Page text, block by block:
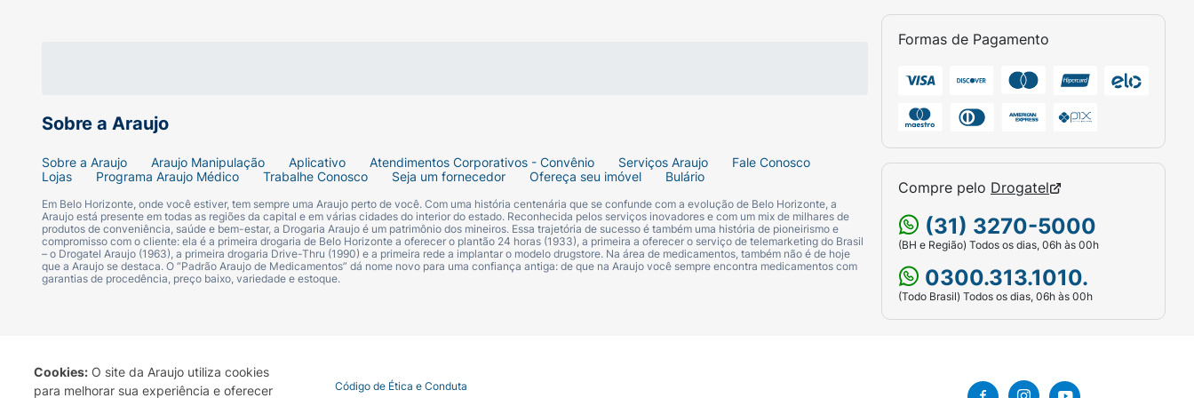
Cookies: O site da Araujo utiliza cookies
para melhorar sua experiência e oferecer
Sonolência (forte sonolência);
Tremor (músculos trêmulos);
Cefaleia (dor de cabeça);
Vertigem;
Constipação;
Sobre a Araujo
Sobre a Araujo Araujo Manipulação Aplicativo Atendimentos Corporativos - Convênio Serviços Araujo
Fale Conosco
Lojas
Programa Araujo Médico Trabalhe Conosco Seja um fornecedor Ofereça seu imóvel Bulário
Em Belo Horizonte, onde você estiver, tem sempre uma Araujo perto de você. Com uma história centenária que se confunde com a evolução de Belo Horizonte, a
Araujo está presente em todas as regiões da capital e em várias cidades do interior do estado. Reconhecida pelos serviços inovadores e com um mix de milhares de
produtos de conveniência, saúde e bem-estar, a Drogaria Araujo é um patrimônio dos mineiros. Essa trajetória de sucesso é também uma história de pioneirismo e
compromisso com o cliente: ela é a primeira drogaria de Belo Horizonte a oferecer o plantão 24 horas (1933), a primeira a oferecer o serviço de telemarketing do Brasil
– o Drogatel Araujo (1963), a primeira drogaria Drive-Thru (1990) e a primeira rede a implantar o modelo drugstore. Na área de medicamentos, também não é de hoje
que a Araujo se destaca. O “Padrão Araujo de Medicamentos” dá nome novo para uma confiança antiga: de que na Araujo você sempre encontra medicamentos com
garantias de procedência, preço baixo, variedade e estoque.
Formas de Pagamento
Compre pelo Drogatel
(31) 3270-5000
(BH e Região) Todos os dias, 06h às 00h
0300.313.1010.
(Todo Brasil) Todos os dias, 06h às 00h
Termo de Uso Portal da Privacidade Covid-19 Código de Ética e Conduta